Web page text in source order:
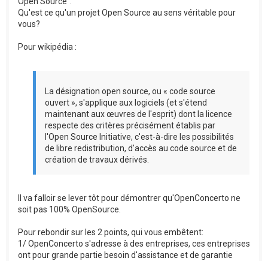
Qu'est ce qu'un projet Open Source au sens véritable pour
vous?
Pour wikipédia :
La désignation open source, ou « code source
ouvert », s'applique aux logiciels (et s'étend
maintenant aux œuvres de l'esprit) dont la licence
respecte des critères précisément établis par
l'Open Source Initiative, c'est-à-dire les possibilités
de libre redistribution, d'accès au code source et de
création de travaux dérivés.
Il va falloir se lever tôt pour démontrer qu'OpenConcerto ne
soit pas 100% OpenSource.
Pour rebondir sur les 2 points, qui vous embêtent:
1/ OpenConcerto s'adresse à des entreprises, ces entreprises
ont pour grande partie besoin d'assistance et de garantie